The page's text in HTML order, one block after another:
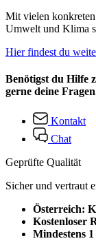
Mit vielen
Umwelt und Klima
Hier findest du
Benötigst du Hilfe
gerne deine
Kontakt
Chat
Geprüfte Qualität
Sicher und vertraut
Österreich:
Kostenloser
Mindestens